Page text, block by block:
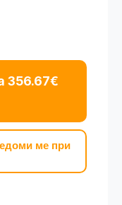
356.67€
ме при